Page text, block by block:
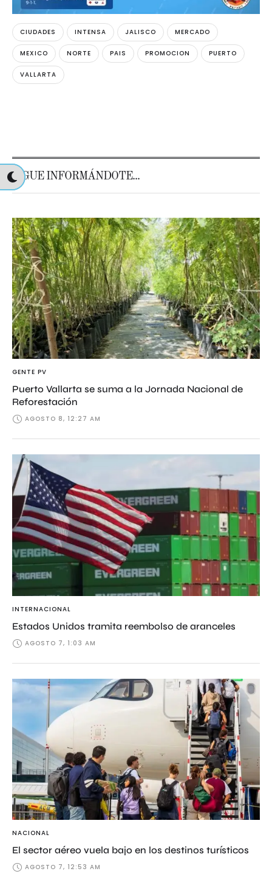
CIUDADES INTENSA JALISCO MERCADO
MEXICO NORTE PAIS PROMOCION PUERTO
VALLARTA
SIGUE INFORMÁNDOTE...
GENTE PV
Puerto Vallarta se suma a la Jornada Nacional de
Reforestación
AGOSTO 8, 12:27 AM
INTERNACIONAL
Estados Unidos tramita reembolso de aranceles
AGOSTO 7, 1:03 AM
NACIONAL
El sector aéreo vuela bajo en los destinos turísticos
AGOSTO 7, 12:53 AM